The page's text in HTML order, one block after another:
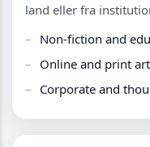
land eller fra
Non-fiction and
Online and print
Corporate and